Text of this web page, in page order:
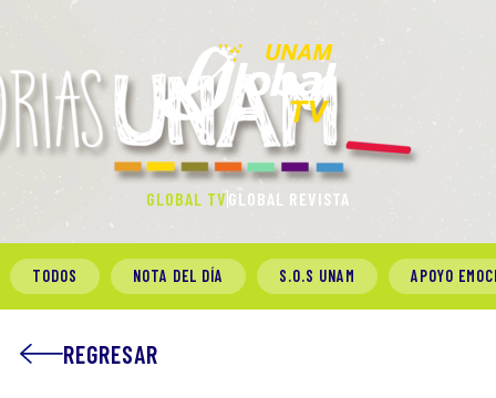
GLOBAL TV GLOBAL REVISTA
TODOS NOTA DEL DÍA S.O.S UNAM APOYO
REGRESAR